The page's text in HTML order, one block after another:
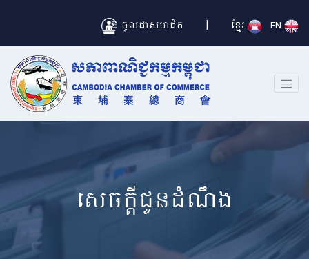
ចូលជាសមាជិក | ខ្មែរ EN
សេចក្តីជូនដំណឹង